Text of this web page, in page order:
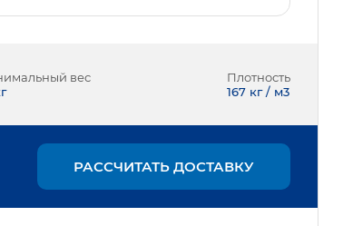
вес
Плотность
167 кг / м3
РАССЧИТАТЬ ДОСТАВКУ